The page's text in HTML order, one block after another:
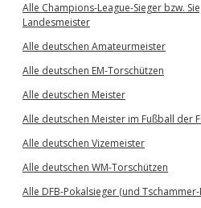
Alle Champions-League-Sieger bzw.
Landesmeister
Alle deutschen Amateurmeister
Alle deutschen EM-Torschützen
Alle deutschen Meister
Alle deutschen Meister im Fußball der
Alle deutschen Vizemeister
Alle deutschen WM-Torschützen
Alle DFB-Pokalsieger (und